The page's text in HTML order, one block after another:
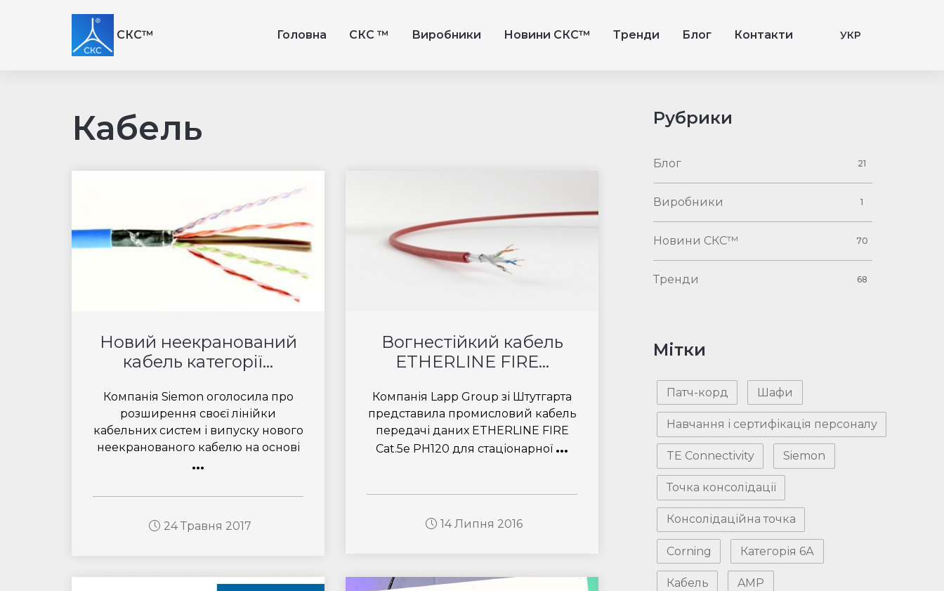
СКС™ Головна СКС ™ Виробники Новини СКС™ Тренди Блог Контакти УКР
Кабель
Новий неекранований
кабель категорії...
Компанія Siemon оголосила про
розширення своєї лінійки
кабельних систем і випуску нового
неекранованого кабелю на основі
...
24 Травня 2017
Вогнестійкий кабель
ETHERLINE FIRE...
Компанія Lapp Group зі Штутгарта
представила промисловий кабель
передачі даних ETHERLINE FIRE
Cat.5e PH120 для стаціонарної ...
14 Липня 2016
Рубрики
Блог 21
Виробники 1
Новини СКС™ 70
Тренди 68
Мітки
Патч-корд Шафи
Навчання і сертифікація персоналу
TE Connectivity Siemon
Точка консолідації
Консолідаційна точка
Corning Категорія 6А
Кабель AMP